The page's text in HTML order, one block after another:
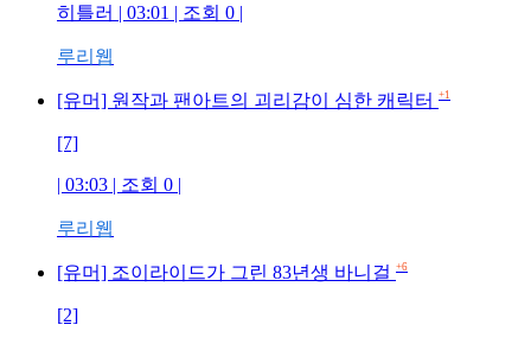
히틀러 | 03:01 | 조회 0 |
루리웹
[유머] 원작과 팬아트의 괴리감이 심한 캐릭터 +1
[7]
| 03:03 | 조회 0 |
루리웹
[유머] 조이라이드가 그린 83년생 바니걸 +6
[2]